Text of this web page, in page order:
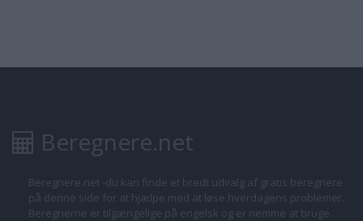
Beregnere.net
Beregnere.net -du kan finde et bredt udvalg af gratis beregnere
på denne side for at hjælpe med at løse hverdagens problemer.
Beregnerne er tilgængelige på engelsk og er nemme at bruge.